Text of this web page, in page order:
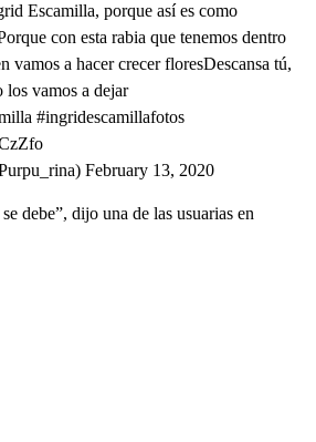
Escamilla, porque así es como
con esta rabia que tenemos dentro
vamos a hacer crecer floresDescansa tú,
los vamos a dejar
#ingridescamillafotos
February 13, 2020
debe”, dijo una de las usuarias en